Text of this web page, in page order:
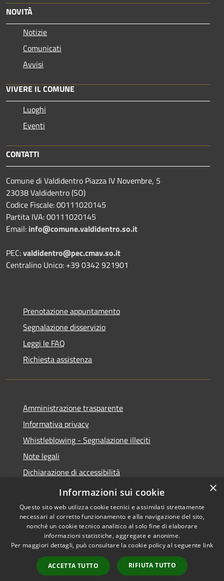
NOVITÀ
Notizie
Comunicati
Avvisi
VIVERE IL COMUNE
Luoghi
Eventi
CONTATTI
Comune di Valdidentro Piazza IV Novembre, 5
23038 Valdidentro (SO)
Codice Fiscale: 00111020145
Partita IVA: 00111020145
Email: info@comune.valdidentro.so.it
PEC:valdidentro@pec.cmav.so.it
Centralino Unico: +39 0342 921901
Prenotazione appuntamento
Segnalazione disservizio
Leggi le FAQ
Richiesta assistenza
Amministrazione trasparente
Informativa privacy
Whistleblowing - Segnalazione illeciti
Note legali
Dichiarazione di accessibilità
Segnalazione di inaccessibilità
Accessibilità
Copyright © 2026 • Comune di
Valdidentro • Powered by
Municipium•
Accesso
redazione
×
Informazioni sui cookie
Questo sito web utilizza cookie tecnici e assimilati strettamente
necessari al corretto funzionamento e alla navigazione del sito,
nonché un cookie tecnico analitico al solo fine di elaborare
informazioni statistiche, aggregate e anonime.
Per maggiori dettagli, può consultare la cookie policy al seguente link
ACCETTA TUTTO RIFIUTA TUTTO